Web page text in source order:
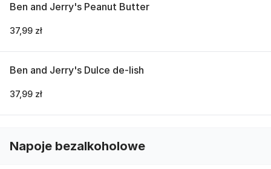
Ben and Jerry's Peanut Butter
37,99 zł
Ben and Jerry's Dulce de-lish
37,99 zł
Napoje bezalkoholowe